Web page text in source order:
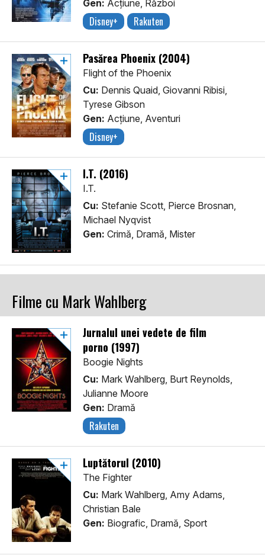
Gen: Acţiune, Război
Disney+ Rakuten
Pasărea Phoenix (2004)
Flight of the Phoenix
Cu: Dennis Quaid, Giovanni Ribisi,
Tyrese Gibson
Gen: Acţiune, Aventuri
Disney+
I.T. (2016)
I.T.
Cu: Stefanie Scott, Pierce Brosnan,
Michael Nyqvist
Gen: Crimă, Dramă, Mister
Filme cu Mark Wahlberg
Jurnalul unei vedete de film
porno (1997)
Boogie Nights
Cu: Mark Wahlberg, Burt Reynolds,
Julianne Moore
Gen: Dramă
Rakuten
Luptătorul (2010)
The Fighter
Cu: Mark Wahlberg, Amy Adams,
Christian Bale
Gen: Biografic, Dramă, Sport